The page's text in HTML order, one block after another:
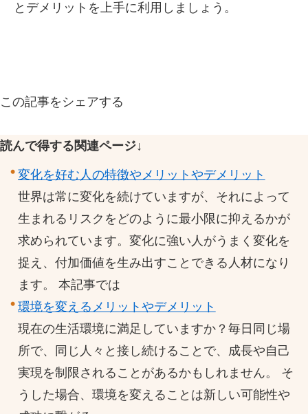
とデメリットを上手に利用しましょう。
この記事をシェアする
読んで得する関連ページ↓
変化を好む人の特徴やメリットやデメリット
世界は常に変化を続けていますが、それによって
生まれるリスクをどのように最小限に抑えるかが
求められています。変化に強い人がうまく変化を
捉え、付加価値を生み出すことできる人材になり
ます。 本記事では
環境を変えるメリットやデメリット
現在の生活環境に満足していますか？毎日同じ場
所で、同じ人々と接し続けることで、成長や自己
実現を制限されることがあるかもしれません。 そ
うした場合、環境を変えることは新しい可能性や